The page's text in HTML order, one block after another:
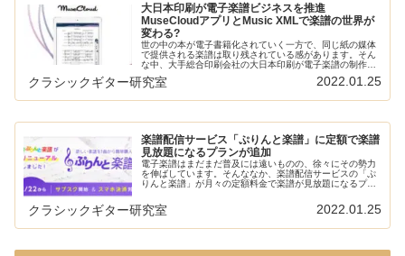
大日本印刷が電子楽譜ビジネスを推進
MuseCloudアプリとMusic XMLで楽譜の世界が
変わる?
世の中の本が電子書籍化されていく一方で、同じ紙の媒体
で提供される楽譜は取り残されている感があります。そん
な中、大手総合印刷会社の大日本印刷が電子楽譜の制作や
配信を行う流通販売事業を開始しました。これで楽譜の電
子化も本格化するでしょうか?本サ...
クラシックギター研究室 2022.01.25
楽譜配信サービス「ぷりんと楽譜」に定額で楽譜
見放題になるプランが追加
電子楽譜はまだまだ普及には遠いものの、徐々にその勢力
を伸ばしています。そんななか、楽譜配信サービスの「ぷ
りんと楽譜」が月々の定額料金で楽譜が見放題になるプラ
界もついにサブスク化していくので...
クラシックギター研究室 2022.01.25